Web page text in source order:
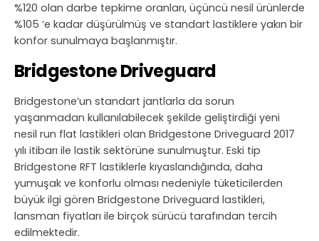
%120 olan darbe tepkime oranları, üçüncü nesil ürünlerde
%105 ‘e kadar düşürülmüş ve standart lastiklere yakın bir
konfor sunulmaya başlanmıştır.
Bridgestone Driveguard
Bridgestone’un standart jantlarla da sorun
yaşanmadan kullanılabilecek şekilde geliştirdiği yeni
nesil run flat lastikleri olan Bridgestone Driveguard 2017
yılı itibarı ile lastik sektörüne sunulmuştur. Eski tip
Bridgestone RFT lastiklerle kıyaslandığında, daha
yumuşak ve konforlu olması nedeniyle tüketicilerden
büyük ilgi gören Bridgestone Driveguard lastikleri,
lansman fiyatları ile birçok sürücü tarafından tercih
edilmektedir.